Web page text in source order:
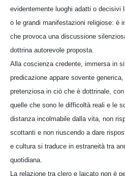
evidentemente luoghi adatti o decisivi
o le grandi manifestazioni religiose: è
che provoca una discussione
dottrina autorevole proposta.
Alla coscienza credente, immersa in
predicazione appare sovente
pretenziosa in ciò che è dottrinale,
quelle che sono le difficoltà reali e le
distanza incolmabile dalla vita, non
scottanti e non riuscendo a dare
e cultura si traduce in estraneità tra
quotidiana.
La relazione tra clero e laicato non è